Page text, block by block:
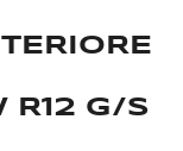
R12 G/S